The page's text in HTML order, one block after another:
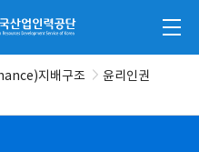
인력공단 전체
지배구조
윤리인권